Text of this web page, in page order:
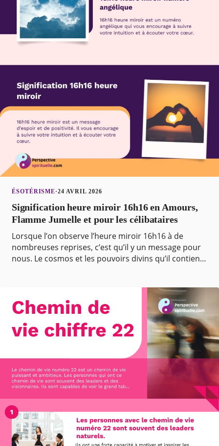
ÉSOTÉRISME·24 AVRIL 2026
Signification heure miroir 16h16 en Amours,
Flamme Jumelle et pour les célibataires
Lorsque l’on observe l’heure miroir 16h16 à de
nombreuses reprises, c’est qu’il y un message pour
nous. Le cosmos et les pouvoirs divins qu’il contient